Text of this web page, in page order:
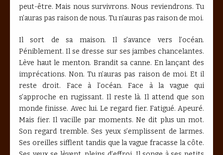
peut-être. Mais nous survivrons. Nous reviendrons. Tu
n’auras pas raison de nous. Tu n’auras pas raison de moi.
Il sort de sa maison. Il s’avance vers l’océan.
Péniblement. Il se dresse sur ses jambes chancelantes.
Lève haut le menton. Brandit sa canne. En lançant des
imprécations. Non. Tu n’auras pas raison de moi. Et il
reste droit. Face à l’océan. Face à la vague qui
s’approche en rugissant. Il reste là. Il attend que son
monde finisse. Avec lui. Le regard fier. Fatigué. Apeuré.
Mais fier. Il vacille par moments. Ne dit plus un mot.
Son regard tremble. Ses yeux s’emplissent de larmes.
Ses oreilles sifflent tandis que la vague fracasse la côte.